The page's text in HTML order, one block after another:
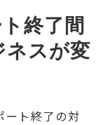
終了間
ネスが変
ト終了の対